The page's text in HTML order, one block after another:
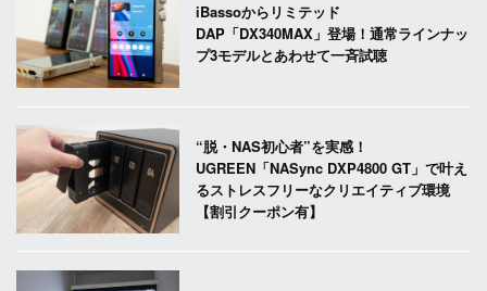
iBassoからリミテッド
DAP「DX340MAX」登場！通常ラインナッ
プ3モデルとあわせて一斉試聴
“脱・NAS初心者”を実感！
UGREEN「NASync DXP4800 GT」で叶え
るストレスフリーなクリエイティブ環境
【割引クーポン有】